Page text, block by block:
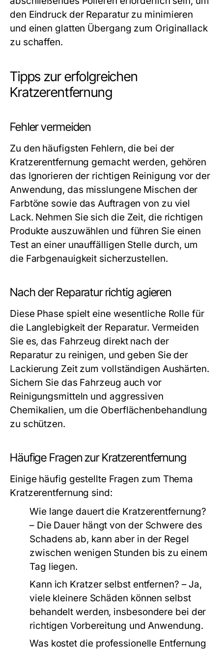
den Eindruck der Reparatur zu minimieren
und einen glatten Übergang zum Originallack
zu schaffen.
Tipps zur erfolgreichen
Kratzerentfernung
Fehler vermeiden
Zu den häufigsten Fehlern, die bei der
Kratzerentfernung gemacht werden, gehören
das Ignorieren der richtigen Reinigung vor der
Anwendung, das misslungene Mischen der
Farbtöne sowie das Auftragen von zu viel
Lack. Nehmen Sie sich die Zeit, die richtigen
Produkte auszuwählen und führen Sie einen
Test an einer unauffälligen Stelle durch, um
die Farbgenauigkeit sicherzustellen.
Nach der Reparatur richtig agieren
Diese Phase spielt eine wesentliche Rolle für
die Langlebigkeit der Reparatur. Vermeiden
Sie es, das Fahrzeug direkt nach der
Reparatur zu reinigen, und geben Sie der
Lackierung Zeit zum vollständigen Aushärten.
Sichern Sie das Fahrzeug auch vor
Reinigungsmitteln und aggressiven
Chemikalien, um die Oberflächenbehandlung
zu schützen.
Häufige Fragen zur Kratzerentfernung
Einige häufig gestellte Fragen zum Thema
Kratzerentfernung sind:
Wie lange dauert die Kratzerentfernung?
– Die Dauer hängt von der Schwere des
Schadens ab, kann aber in der Regel
zwischen wenigen Stunden bis zu einem
Tag liegen.
Kann ich Kratzer selbst entfernen? – Ja,
viele kleinere Schäden können selbst
behandelt werden, insbesondere bei der
richtigen Vorbereitung und Anwendung.
Was kostet die professionelle Entfernung